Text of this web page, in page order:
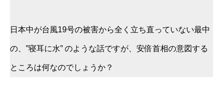
日本中が台風19号の被害から全く立ち直っていない最中
の、”寝耳に水” のような話ですが、安倍首相の意図する
ところは何なのでしょうか？